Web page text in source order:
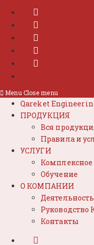
Menu Close menu
Qareket
ПРОДУКЦИЯ
Вся
Правила и
УСЛУГИ
Обучение
О КОМПАНИИ
Руководство
Контакты